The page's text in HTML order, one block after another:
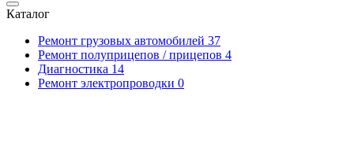
Каталог
Ремонт грузовых автомобилей 37
Ремонт полуприцепов / прицепов 4
Диагностика 14
Ремонт электропроводки 0